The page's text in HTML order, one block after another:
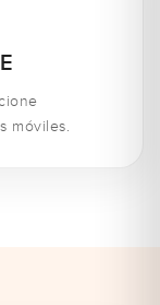
móviles.